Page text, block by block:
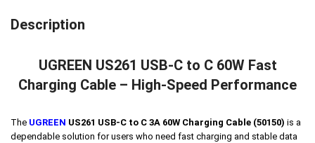
Description
UGREEN US261 USB-C to C 60W Fast
Charging Cable – High-Speed Performance
The UGREEN US261 USB-C to C 3A 60W Charging Cable (50150) is a
dependable solution for users who need fast charging and stable data